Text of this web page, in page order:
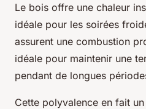
Le bois offre une chaleur
idéale pour les soirées
assurent une combustion
idéale pour maintenir une
pendant de longues
Cette polyvalence en fait